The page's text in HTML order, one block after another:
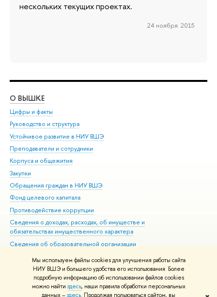
Мы используем файлы cookies для улучшения работы сайта
НИУ ВШЭ и большего удобства его использования. Более
подробную информацию об использовании файлов cookies
можно найти здесь, наши правила обработки персональных
данных –здесь. Продолжая пользоваться сайтом, вы
нескольких текущих проектах.
24 ноября 2015
О ВЫШКЕ
Цифры и факты
Руководство и структура
Устойчивое развитие в НИУ ВШЭ
Преподаватели и сотрудники
Корпуса и общежития
Закупки
Обращения граждан в НИУ ВШЭ
Фонд целевого капитала
Противодействие коррупции
Сведения о доходах, расходах, об имуществе и
обязательствах имущественного характера
Сведения об образовательной организации
Людям с ограниченными возможностями здоровья
Единая платежная страница
Работа в Вышке